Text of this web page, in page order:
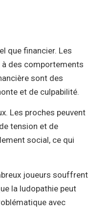
que financier. Les
des comportements
sont des
et de culpabilité.
Les proches peuvent
tension et de
social, ce qui
joueurs souffrent
la ludopathie peut
avec